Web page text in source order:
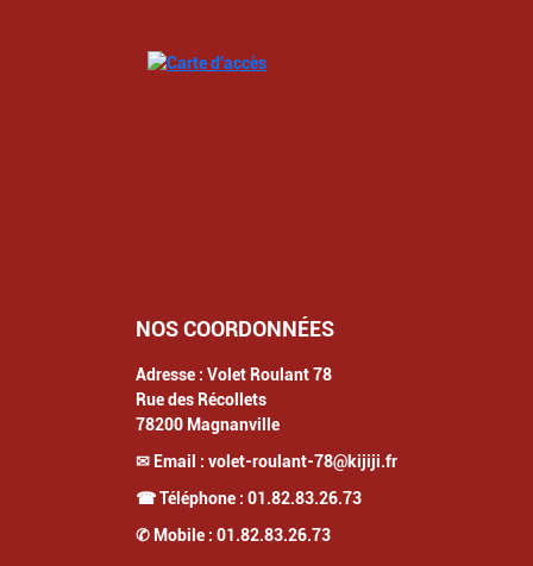
NOS COORDONNÉES
Adresse : Volet Roulant 78
Rue des Récollets
78200 Magnanville
✉ Email : volet-roulant-78@kijiji.fr
☎ Téléphone : 01.82.83.26.73
✆ Mobile : 01.82.83.26.73